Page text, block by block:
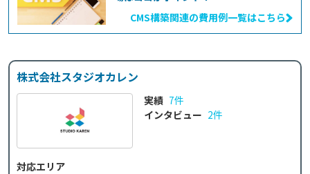
CMS構築関連の費用例一覧はこちら
株式会社スタジオカレン
実績 7件
インタビュー 2件
対応エリア